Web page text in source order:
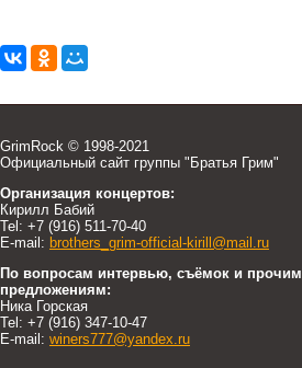
GrimRock © 1998-2021
Официальный сайт группы "Братья Грим"
Организация концертов:
Кирилл Бабий
Tel: +7 (916) 511-70-40
E-mail: brothers_grim-official-kirill@mail.ru
По вопросам интервью, съёмок и прочим
предложениям:
Ника Горская
Tel: +7 (916) 347-10-47
E-mail: winers777@yandex.ru